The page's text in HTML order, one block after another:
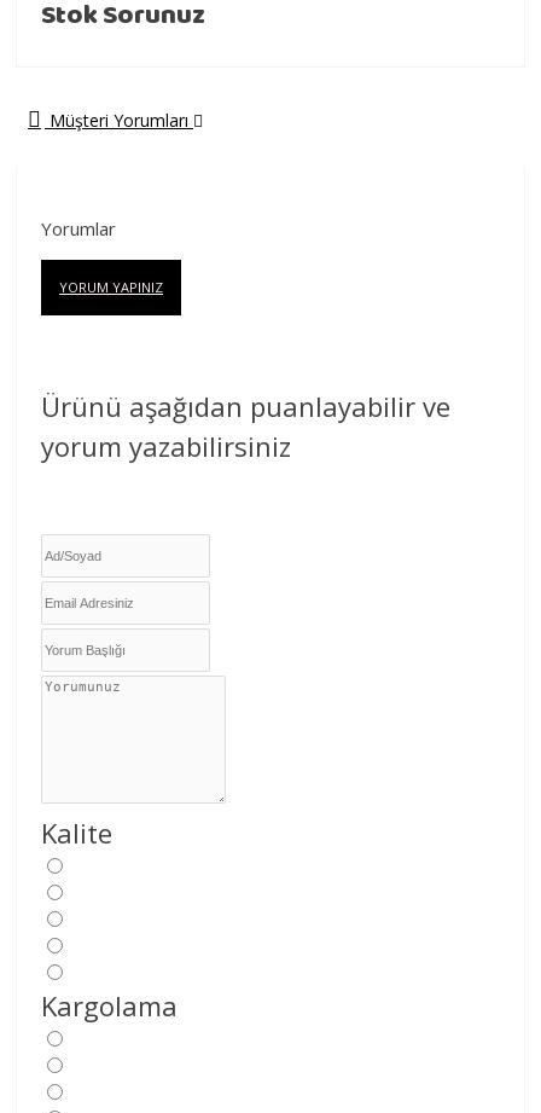
Stok Sorunuz
Müşteri Yorumları
Yorumlar
YORUM YAPINIZ
Ürünü aşağıdan puanlayabilir ve
yorum yazabilirsiniz
Kalite
Kargolama